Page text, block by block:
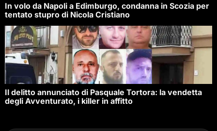
In volo da Napoli a Edimburgo, condanna in Scozia per
tentato stupro di Nicola Cristiano
Il delitto annunciato di Pasquale Tortora: la vendetta
degli Avventurato, i killer in affitto